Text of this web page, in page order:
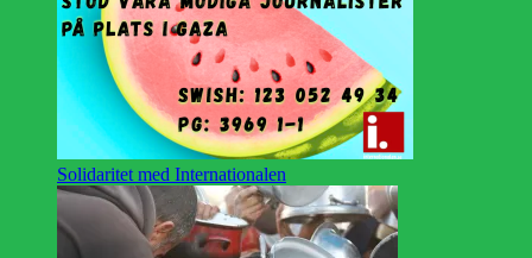
Solidaritet med Internationalen